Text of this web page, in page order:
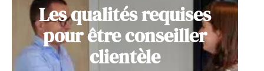
Les qualités requises
pour être conseiller
clientèle